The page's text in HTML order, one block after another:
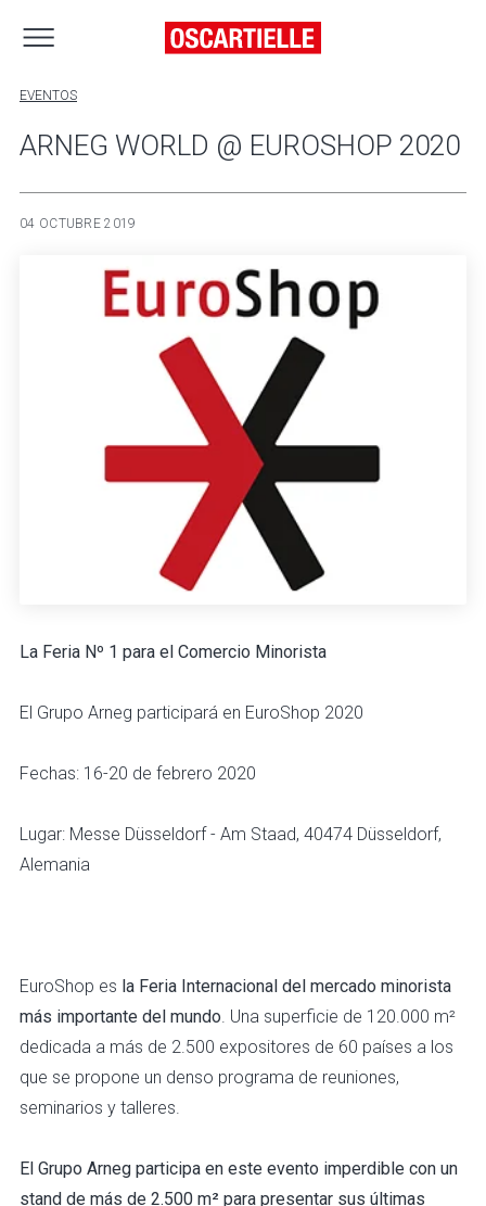
EVENTOS
ARNEG WORLD @ EUROSHOP 2020
04 OCTUBRE 2019
La Feria Nº 1 para el Comercio Minorista
El Grupo Arneg participará en EuroShop 2020
Fechas: 16-20 de febrero 2020
Lugar: Messe Düsseldorf - Am Staad, 40474 Düsseldorf,
Alemania
EuroShop es la Feria Internacional del mercado minorista
más importante del mundo. Una superficie de 120.000 m²
dedicada a más de 2.500 expositores de 60 países a los
que se propone un denso programa de reuniones,
seminarios y talleres.
El Grupo Arneg participa en este evento imperdible con un
stand de más de 2.500 m² para presentar sus últimas